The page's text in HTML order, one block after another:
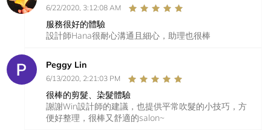
6/22/2020, 3:12:08 AM
服務很好的體驗
設計師Hana很耐心溝通且細心，助理也很棒
Peggy Lin
6/13/2020, 2:21:03 PM
很棒的剪髮、染髮體驗
謝謝Win設計師的建議，也提供平常吹髮的小技巧，方
便好整理，很棒又舒適的salon~